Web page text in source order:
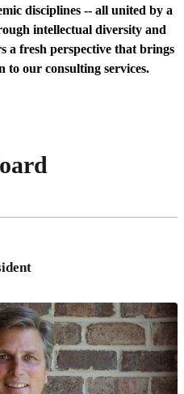
disciplines -- all united by a
intellectual diversity and
a fresh perspective that brings
to our consulting services.